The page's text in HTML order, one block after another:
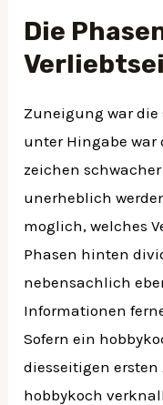
Die
Zuneigung war
unter Hingabe war
zeichen
unerheblich
moglich, welches
Phasen hinten
nebensachlich
Informationen
Sofern ein
diesseitigen
hobbykoch